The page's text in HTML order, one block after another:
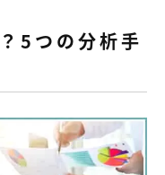
5つの分析手